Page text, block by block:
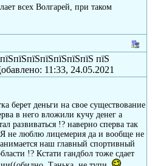
всех Волгарей, при таком
пїЅ
11:33, 24.05.2021
берет деньги на свое существование
в него вложили кучу денег а
развиваться !? наверно сперва так
Я не люблю лицемерия да и вообще не
наш главный спортивный
!? Кстати гандбол тоже сдает